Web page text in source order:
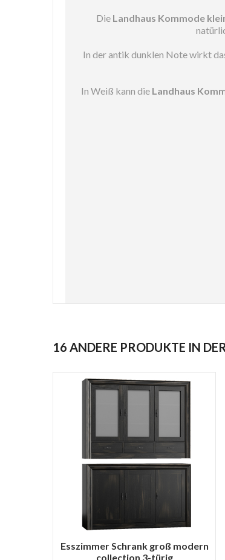
Die Landhaus Kommode
In der antik dunklen Note wirkt
In Weiß kann die Landhaus
16 ANDERE PRODUKTE IN
Esszimmer Schrank groß modern
collection 3-türig